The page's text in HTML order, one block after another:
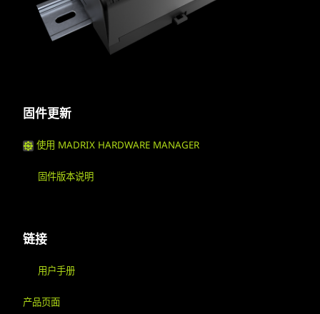
固件更新
使用 MADRIX HARDWARE MANAGER
固件版本说明
链接
用户手册
产品页面